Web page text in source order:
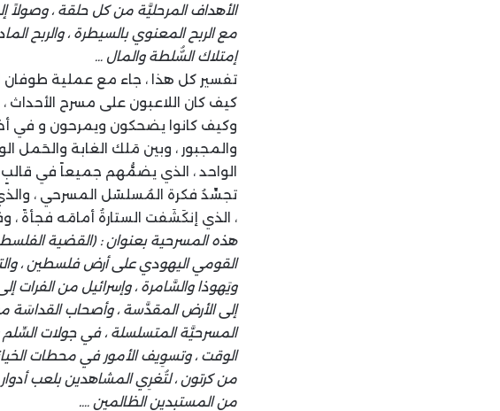
الأهداف المرحليَّة من كل حلقة ، وصولاً
مع الربح المعنوي بالسيطرة ، والربح
إمتلاك السٌُلطة والمال …
تفسير كل هذا ، جاء مع عملية طوفان
كيف كان اللاعبون على مسرح الأحداث
وكيف كانوا يضحكون ويمرحون و في أخذ
والمجبور ، وبين مَلك الغابة والحَمل
الواحد ، الذي يضمُّهم جميعاً في
تجسِّدُ فكرة المُسلسًل المسرحي ،
، الذي إنكَشَفت الستارةُ أمامَه فجأةً
هذه المسرحية بعنوان : (القضية
القومي اليهودي على أرض فلسطين ،
ويَهوذا والسَّامرة ، وإسرائيل من الفرات
إلى الأرض المقدَّسة ، وأصحاب القداسَة
المسرحيَّة المتسلسلة ، في جولات السِّلم
الوقت ، وتسوِيف الأمور في محطات
من كرتون ، لتُغرِي المشاهدين بلعب أدوار
من المستبدين الظالمين ….